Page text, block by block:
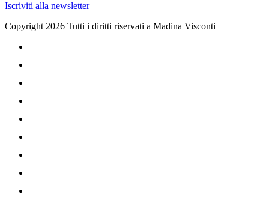
Iscriviti alla newsletter
Copyright 2026 Tutti i diritti riservati a Madina Visconti